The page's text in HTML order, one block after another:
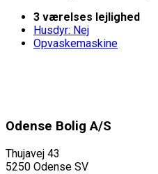
3 værelses lejlighed
Husdyr: Nej
Opvaskemaskine
Odense Bolig A/S
Thujavej 43
5250 Odense SV